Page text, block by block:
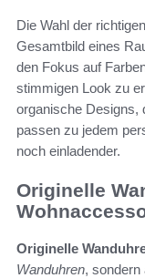
Die Wahl der
Gesamtbild eines
den Fokus auf
stimmigen Look zu
organische Designs,
passen zu jedem
noch einladender.
Originelle
Originelle
Wanduhren, sondern